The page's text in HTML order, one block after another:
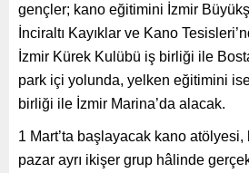
gençler; kano eğitimini İzmir
İnciraltı Kayıklar ve Kano
İzmir Kürek Kulübü iş birliği ile
park içi yolunda, yelken eğitimini
birliği ile İzmir Marina’da alacak.
1 Mart’ta başlayacak kano
pazar ayrı ikişer grup hâlinde